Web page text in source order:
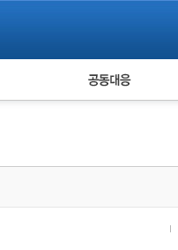
피해자 공동대응